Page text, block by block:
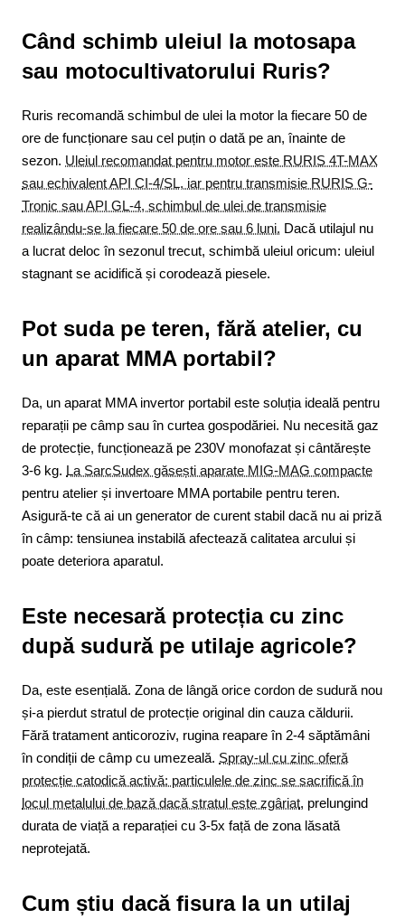
Când schimb uleiul la motosapa
sau motocultivatorului Ruris?
Ruris recomandă schimbul de ulei la motor la fiecare 50 de
ore de funcționare sau cel puțin o dată pe an, înainte de
sezon. Uleiul recomandat pentru motor este RURIS 4T-MAX
sau echivalent API CI-4/SL, iar pentru transmisie RURIS G-
Tronic sau API GL-4, schimbul de ulei de transmisie
realizându-se la fiecare 50 de ore sau 6 luni. Dacă utilajul nu
a lucrat deloc în sezonul trecut, schimbă uleiul oricum: uleiul
stagnant se acidifică și corodează piesele.
Pot suda pe teren, fără atelier, cu
un aparat MMA portabil?
Da, un aparat MMA invertor portabil este soluția ideală pentru
reparații pe câmp sau în curtea gospodăriei. Nu necesită gaz
de protecție, funcționează pe 230V monofazat și cântărește
3-6 kg. La SarcSudex găsești aparate MIG-MAG compacte
pentru atelier și invertoare MMA portabile pentru teren.
Asigură-te că ai un generator de curent stabil dacă nu ai priză
în câmp: tensiunea instabilă afectează calitatea arcului și
poate deteriora aparatul.
Este necesară protecția cu zinc
după sudură pe utilaje agricole?
Da, este esențială. Zona de lângă orice cordon de sudură nou
și-a pierdut stratul de protecție original din cauza căldurii.
Fără tratament anticoroziv, rugina reapare în 2-4 săptămâni
în condiții de câmp cu umezeală. Spray-ul cu zinc oferă
protecție catodică activă: particulele de zinc se sacrifică în
locul metalului de bază dacă stratul este zgâriat, prelungind
durata de viață a reparației cu 3-5x față de zona lăsată
neprotejată.
Cum știu dacă fisura la un utilaj